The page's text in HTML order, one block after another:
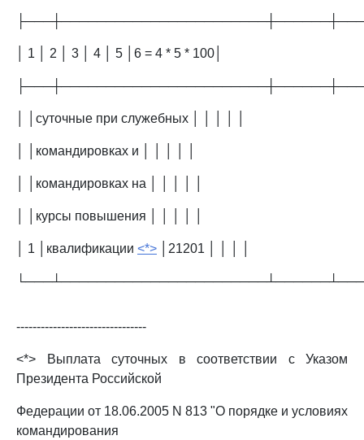
│ 1 │ 2 │ 3 │ 4 │ 5 │6 = 4 * 5 * 100│
│ │суточные при служебных │ │ │ │ │
│ │командировках и │ │ │ │ │
│ │командировках на │ │ │ │ │
│ │курсы повышения │ │ │ │ │
│ 1 │квалификации <*> │21201 │ │ │ │
--------------------------------
<*> Выплата суточных в соответствии с Указом
Президента Российской
Федерации от 18.06.2005 N 813 "О порядке и условиях
командирования